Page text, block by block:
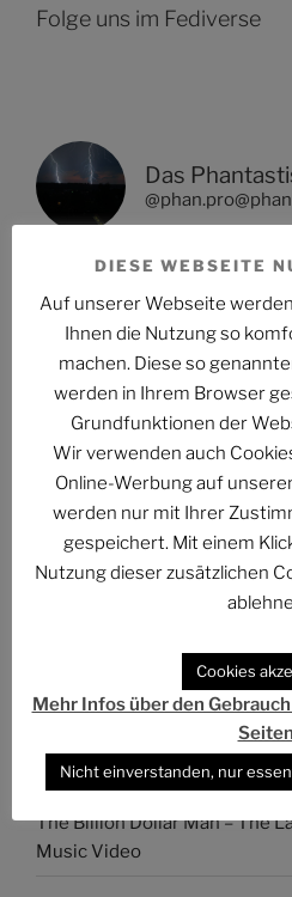
Folge uns im Fediverse
NEUESTE ARTIKEL
PHANTUM NOVA Nr. 002:
erzählt, was Frauen schon
Collien Fernandes
PHANTUM NOVA 001 – Der
Der Stand der Dinge beim
ASTROCOHORS SOLAR:
und darüber hinaus…
Abmahnung gegen BKM:
gegen Interview-Äußerungen
Kulturstaatsministers vor
The Billion Dollar Man – The
Music Video
DIESE WEBSEITE
Auf unserer Webseite
Ihnen die Nutzung so
machen. Diese so
werden in Ihrem Browser
Grundfunktionen der
Wir verwenden auch
Online-Werbung auf
werden nur mit Ihrer
gespeichert. Mit einem
Nutzung dieser zusätzlichen
Cookies
Mehr Infos über den
Nicht einverstanden, nur